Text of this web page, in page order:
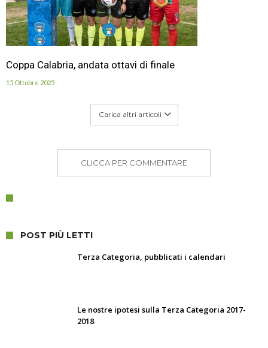
Coppa Calabria, andata ottavi di finale
15 Ottobre 2025
Carica altri articoli
CLICCA PER COMMENTARE
POST PIÙ LETTI
Terza Categoria, pubblicati i calendari
Le nostre ipotesi sulla Terza Categoria 2017-
2018